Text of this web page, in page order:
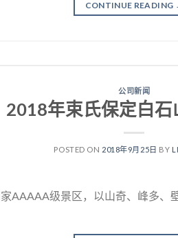
CONTINUE READING
公司新闻
2018年束氏保定白石
POSTED ON 2018年9月25日 BY
AAAAA级景区，以山奇、峰多、